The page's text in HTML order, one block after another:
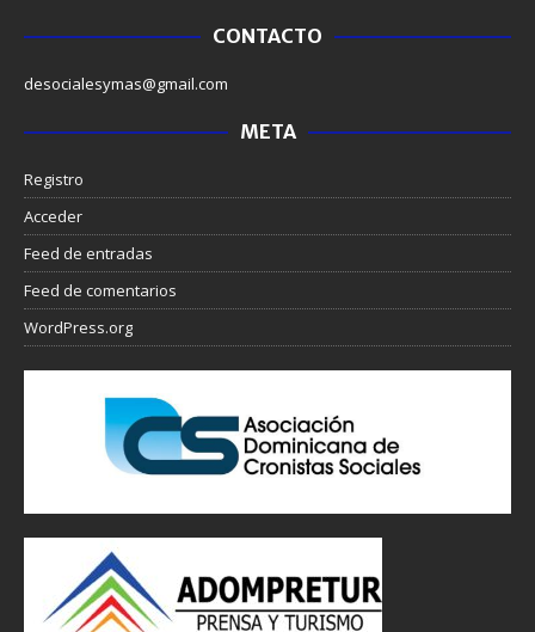
CONTACTO
desocialesymas@gmail.com
META
Registro
Acceder
Feed de entradas
Feed de comentarios
WordPress.org